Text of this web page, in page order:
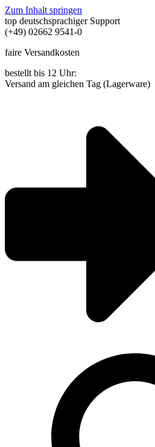
Zum Inhalt springen
top deutschsprachiger Support
(+49) 02662 9541-0
faire Versandkosten
bestellt bis 12 Uhr:
Versand am gleichen Tag (Lagerware)